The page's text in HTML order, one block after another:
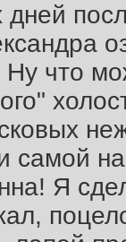
что
самой
Я